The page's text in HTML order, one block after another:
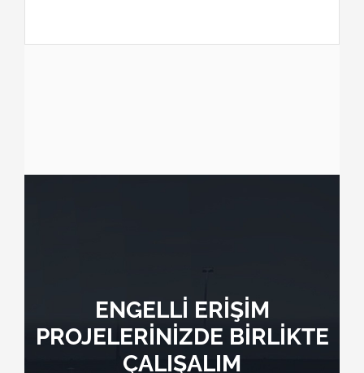
ENGELLİ ERİŞİM
PROJELERİNİZDE BİRLİKTE
ÇALIŞALIM